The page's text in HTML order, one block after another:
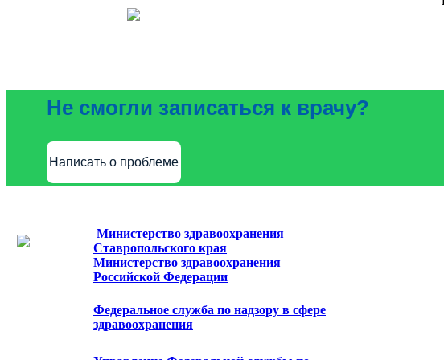
Не смогли записаться к врачу?
Написать о проблеме
Министерство здравоохранения
Ставропольского края
Министерство здравоохранения
Российской Федерации
Федеральное служба по надзору в сфере
здравоохранения